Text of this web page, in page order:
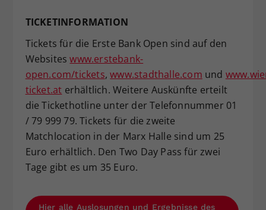
TICKETINFORMATION
Tickets für die Erste Bank Open sind auf den
Websiteswww.erstebank-
open.com/tickets,www.stadthalle.com und
ticket.at erhältlich. Weitere Auskünfte erteilt
die Tickethotline unter der Telefonnummer 01
/ 79 999 79. Tickets für die zweite
Matchlocation in der Marx Halle sind um 25
Euro erhältlich. Den Two Day Pass für zwei
Tage gibt es um 35 Euro.
Hier alle Auslosungen und Ergebnisse des